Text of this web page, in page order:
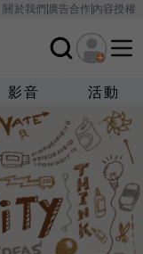
關於我們廣告合作內容授權
影音 活動